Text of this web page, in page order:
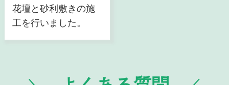
花壇と砂利敷きの施
工を行いました。